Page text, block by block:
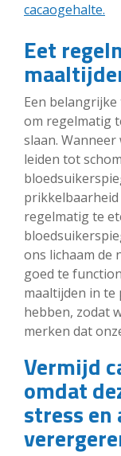
cacaogehalte.
Eet
Een
om regelmatig
slaan.
leiden tot
regelmatig te
ons lichaam de
goed te
maaltijden in te
hebben, zodat
merken dat
Vermijd
omdat
stress